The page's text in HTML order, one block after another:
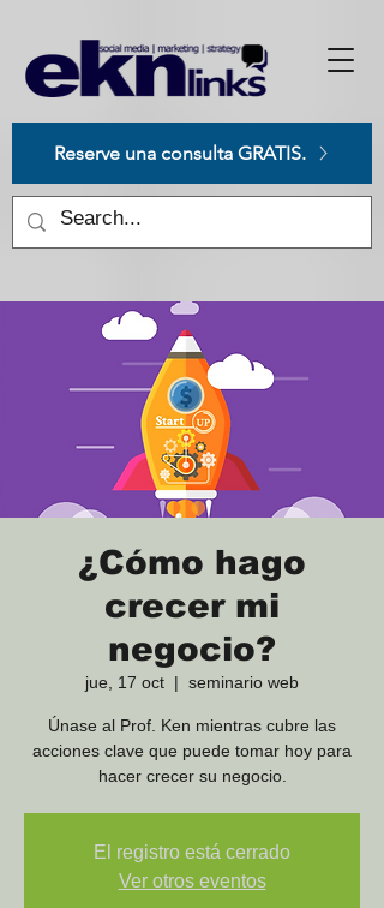
website
includes
accessibility
Reserve una consulta GRATIS.
¿Cómo hago
crecer mi
negocio?
jue, 17 oct
  |
seminario web
Únase al Prof. Ken mientras cubre las
acciones clave que puede tomar hoy para
hacer crecer su negocio.
El registro está cerrado
Ver otros eventos